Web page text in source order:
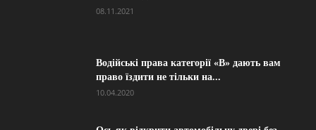
08.11.2021
Водійські права категорії «B» дають вам
право їздити не тільки на...
10.04.2020